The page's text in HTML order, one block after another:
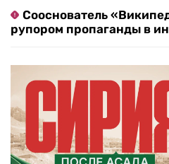
Сооснователь
рупором пропаганды в